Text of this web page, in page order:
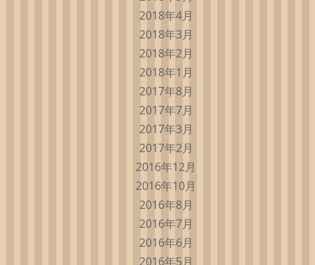
2018年4月
2018年3月
2018年2月
2018年1月
2017年8月
2017年7月
2017年3月
2017年2月
2016年12月
2016年10月
2016年8月
2016年7月
2016年6月
2016年5月